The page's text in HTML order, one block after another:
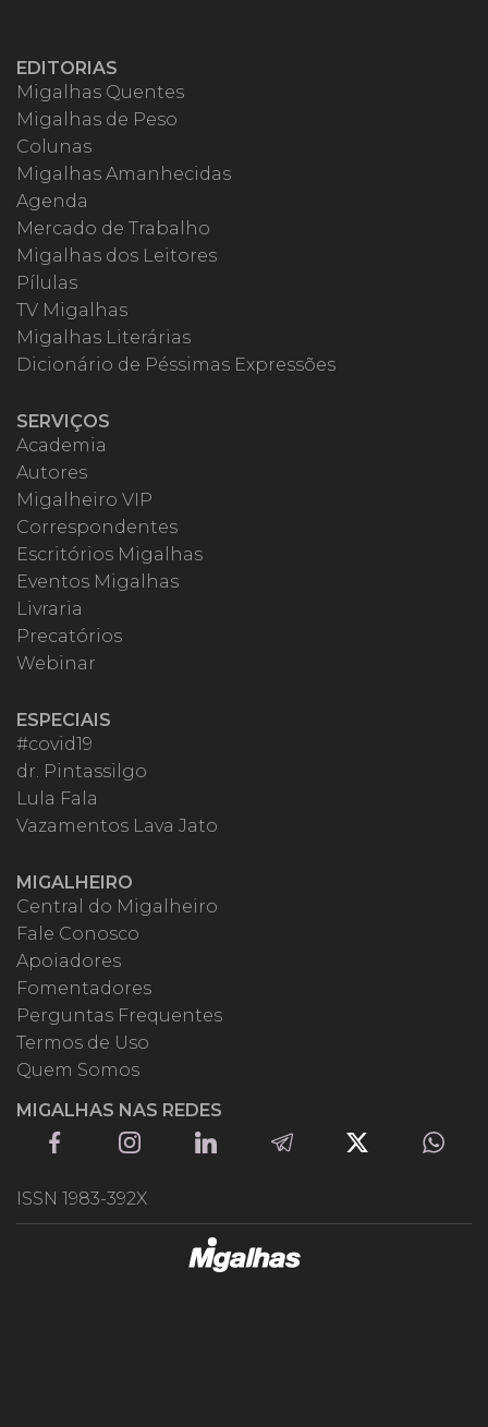
EDITORIAS
Migalhas Quentes
Migalhas de Peso
Colunas
Migalhas Amanhecidas
Agenda
Mercado de Trabalho
Migalhas dos Leitores
Pílulas
TV Migalhas
Migalhas Literárias
Dicionário de Péssimas Expressões
SERVIÇOS
Academia
Autores
Migalheiro VIP
Correspondentes
Escritórios Migalhas
Eventos Migalhas
Livraria
Precatórios
Webinar
ESPECIAIS
#covid19
dr. Pintassilgo
Lula Fala
Vazamentos Lava Jato
MIGALHEIRO
Central do Migalheiro
Fale Conosco
Apoiadores
Fomentadores
Perguntas Frequentes
Termos de Uso
Quem Somos
MIGALHAS NAS REDES
ISSN 1983-392X